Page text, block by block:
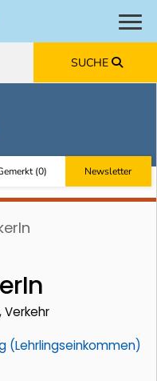
SUCHE
(0) Newsletter
Verkehr
(Lehrlingseinkommen)